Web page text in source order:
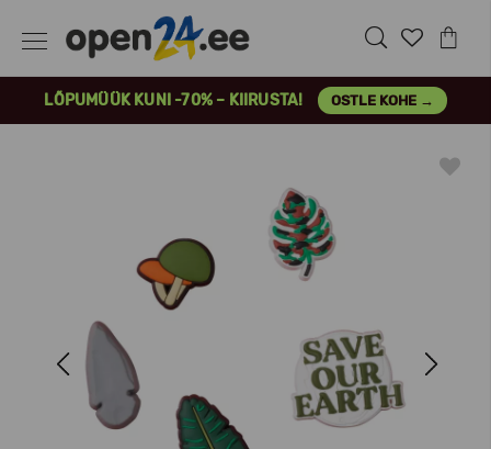
LÕPUMÜÜK KUNI -70% – KIIRUSTA! OSTLE KOHE →
Previous Next